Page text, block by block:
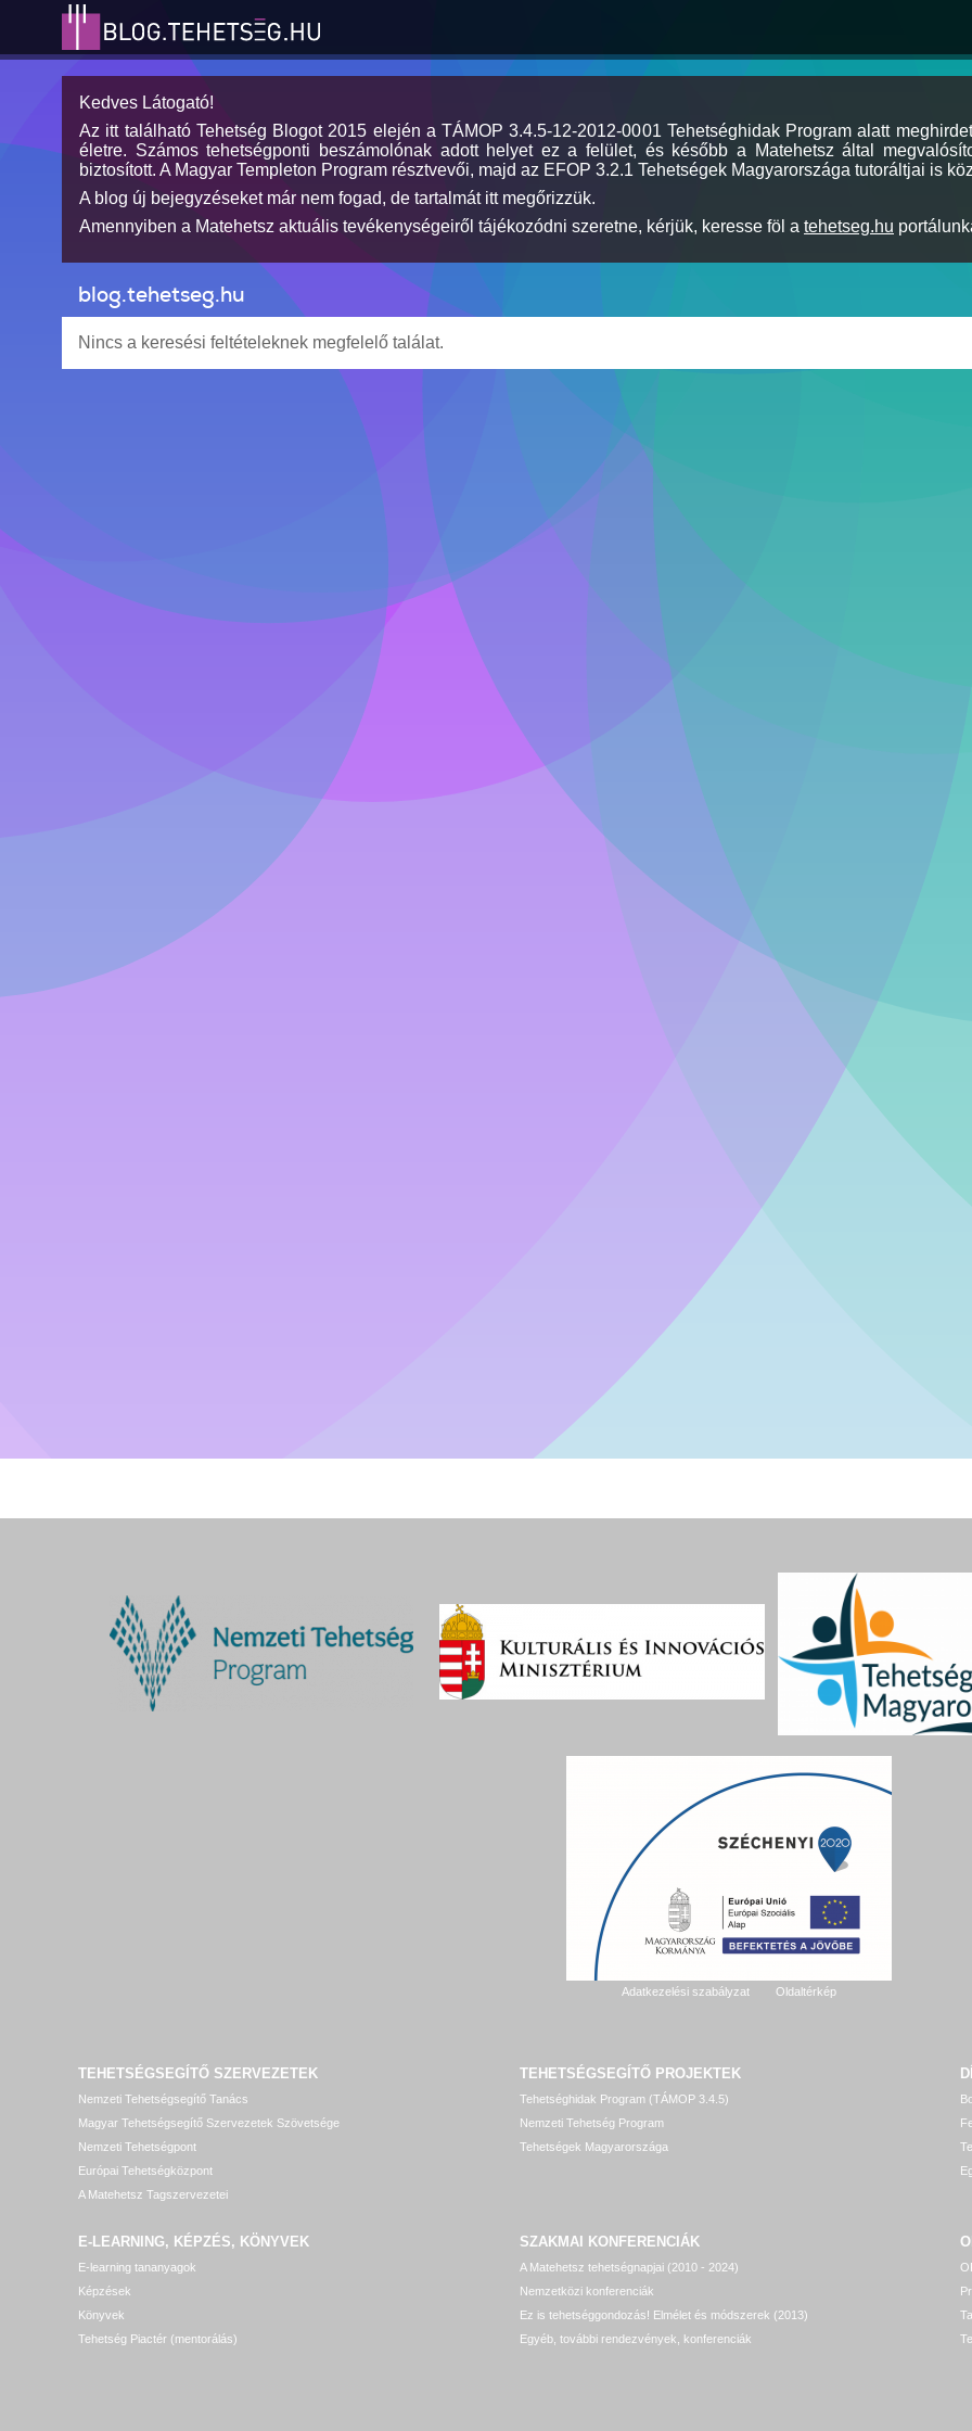
Kedves Látogató!
Az itt található Tehetség Blogot 2015 elején a TÁMOP 3.4.5-12-2012-0001 Tehetséghidak Program alatt
életre. Számos tehetségponti beszámolónak adott helyet ez a felület, és később a Matehetsz által
biztosított. A Magyar Templeton Program résztvevői, majd az EFOP 3.2.1 Tehetségek Magyarországa tutoráltjai is
A blog új bejegyzéseket már nem fogad, de tartalmát itt megőrizzük.
Amennyiben a Matehetsz aktuális tevékenységeiről tájékozódni szeretne, kérjük, keresse föl a tehetseg.hu
blog.tehetseg.hu
Nincs a keresési feltételeknek megfelelő találat.
Adatkezelési szabályzat Oldaltérkép
TEHETSÉGSEGÍTŐ SZERVEZETEK
Nemzeti Tehetségsegítő Tanács
Magyar Tehetségsegítő Szervezetek Szövetsége
Nemzeti Tehetségpont
Európai Tehetségközpont
A Matehetsz Tagszervezetei
TEHETSÉGSEGÍTŐ PROJEKTEK
Tehetséghidak Program (TÁMOP 3.4.5)
Nemzeti Tehetség Program
Tehetségek Magyarországa
E-LEARNING, KÉPZÉS, KÖNYVEK
E-learning tananyagok
Képzések
Könyvek
Tehetség Piactér (mentorálás)
SZAKMAI KONFERENCIÁK
A Matehetsz tehetségnapjai (2010 - 2024)
Nemzetközi konferenciák
Ez is tehetséggondozás! Elmélet és módszerek (2013)
Egyéb, további rendezvények, konferenciák